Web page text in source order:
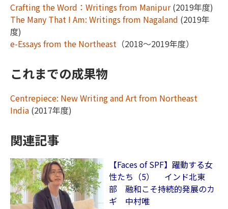
Crafting the Word：Writings from Manipur(2019年度)
The Many That I Am: Writings from Nagaland (2019年
度)
e-Essays from the Northeast （2018～2019年度）
これまでの成果物
Centrepiece: New Writing and Art from Northeast
India (2017年度)
関連記事
【Faces of SPF】躍動する女
性たち（5） インド北東
部 融和こそ持続的発展のカ
ギ 中村唯